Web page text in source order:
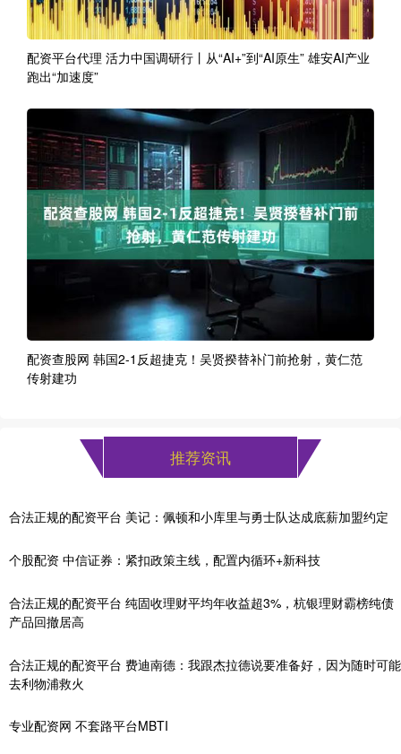
配资平台代理 活力中国调研行丨从“AI+”到“AI原生” 雄安AI产业
跑出“加速度”
配资查股网 韩国2-1反超捷克！吴贤揆替补门前抢射，黄仁范
传射建功
推荐资讯
合法正规的配资平台 美记：佩顿和小库里与勇士队达成底薪加盟约定
个股配资 中信证券：紧扣政策主线，配置内循环+新科技
合法正规的配资平台 纯固收理财平均年收益超3%，杭银理财霸榜纯债
产品回撤居高
合法正规的配资平台 费迪南德：我跟杰拉德说要准备好，因为随时可能
去利物浦救火
专业配资网 不套路平台MBTI